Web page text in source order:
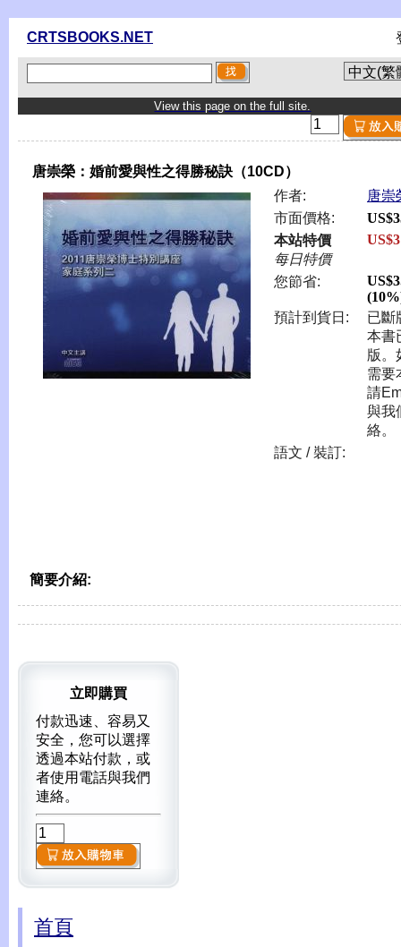
CRTSBOOKS.NET
View this page on the full site.
唐崇榮：婚前愛與性之得勝秘訣（10CD）
作者:
唐崇
市面價格:
本站特價
每日特價
您節省:
預計到貨日:
已斷
本書
版。
需要
請
與我
絡。
語文 / 裝訂:
簡要介紹:
立即購買
付款迅速、容易又
安全，您可以選擇
透過本站付款，或
者使用電話與我們
連絡。
首頁